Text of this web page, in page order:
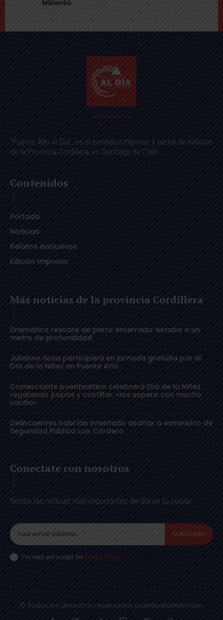
Millantú
"Puente Alto Al Día", es el periódico impreso y portal de noticias
de la Provincia Cordillera, en Santiago de Chile.
Contenidos
Portada
Noticias
Relatos exclusivos
Edición Impresa
Más noticias de la provincia Cordillera
Dramático rescate de perro enterrado: estaba a un
metro de profundidad
Julianno Sosa participará en jornada gratuita por el
Día de la Niñez en Puente Alto
Comerciante puentealtino celebrará Día de la Niñez
regalando papas y costillar: «los espero con mucho
cariño»
Delincuentes habrían intentado asaltar a exministro de
Seguridad Pública Luis Cordero
Conectate con nosotros
Recibe las noticias más importantes del día en tu celular
SUBSCRIBE
I've read and accept the Privacy Policy.
© Todos los derechos reservados puentealtoaldia.com